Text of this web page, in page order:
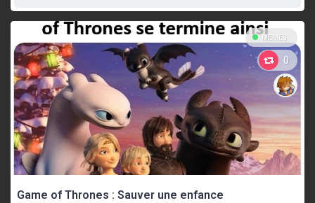
MEMES
0
Game of Thrones : Sauver une enfance